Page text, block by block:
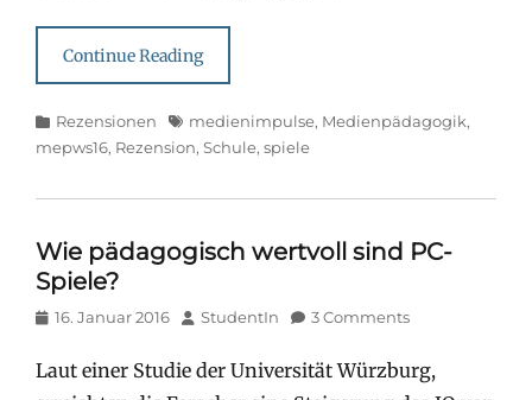
Continue Reading
Categories
Rezensionen Tagsmedienimpulse, Medienpädagogik,
mepws16, Rezension, Schule, spiele
Wie pädagogisch wertvoll sind PC-
Spiele?
Posted
16. Januar 2016 Author
StudentIn 3 Comments
Laut einer Studie der Universität Würzburg,